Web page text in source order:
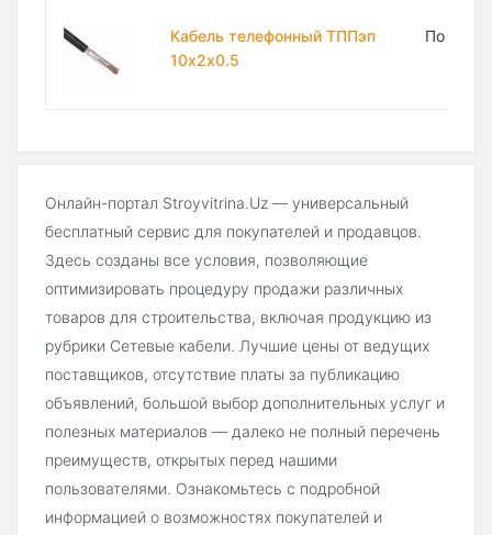
Кабель телефонный ТППэп
10х2х0.5
По
Онлайн-портал Stroyvitrina.Uz — универсальный
бесплатный сервис для покупателей и продавцов.
Здесь созданы все условия, позволяющие
оптимизировать процедуру продажи различных
товаров для строительства, включая продукцию из
рубрики Сетевые кабели. Лучшие цены от ведущих
поставщиков, отсутствие платы за публикацию
объявлений, большой выбор дополнительных услуг и
полезных материалов — далеко не полный перечень
преимуществ, открытых перед нашими
пользователями. Ознакомьтесь с подробной
информацией о возможностях покупателей и